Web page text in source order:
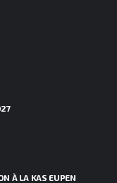
À LA KAS EUPEN